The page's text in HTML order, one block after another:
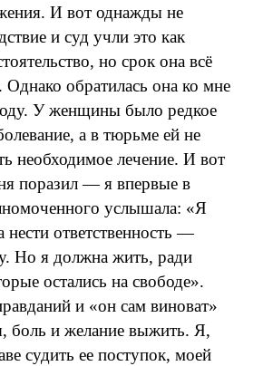
И вот однажды не
и суд учли это как
но срок она всё
Однако обратилась она ко мне
У женщины было редкое
а в тюрьме ей не
необходимое лечение. И вот
поразил — я впервые в
услышала: «Я
нести ответственность —
Но я должна жить, ради
остались на свободе».
и «он сам виноват»
боль и желание выжить. Я,
судить ее поступок, моей